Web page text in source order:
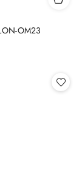
OM23